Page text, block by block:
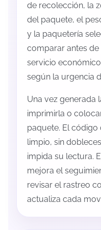
de recolección, la
del paquete, el
y la paquetería
comparar antes
servicio
según la urgencia
Una vez generada
imprimirla o
paquete. El
limpio, sin
impida su lectura.
mejora el
revisar el rastreo
actualiza cada